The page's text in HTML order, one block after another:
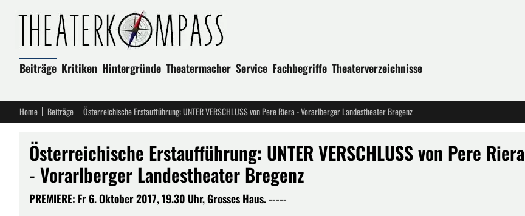
Beiträge Kritiken Hintergründe Theatermacher Service Fachbegriffe Theaterverzeichnisse
Home Beiträge Österreichische Erstaufführung: UNTER VERSCHLUSS von Pere Riera - Vorarlberger Landestheater Bregenz
Österreichische Erstaufführung: UNTER VERSCHLUSS von Pere Riera
- Vorarlberger Landestheater Bregenz
PREMIERE: Fr 6. Oktober 2017, 19.30 Uhr, Grosses Haus. -----